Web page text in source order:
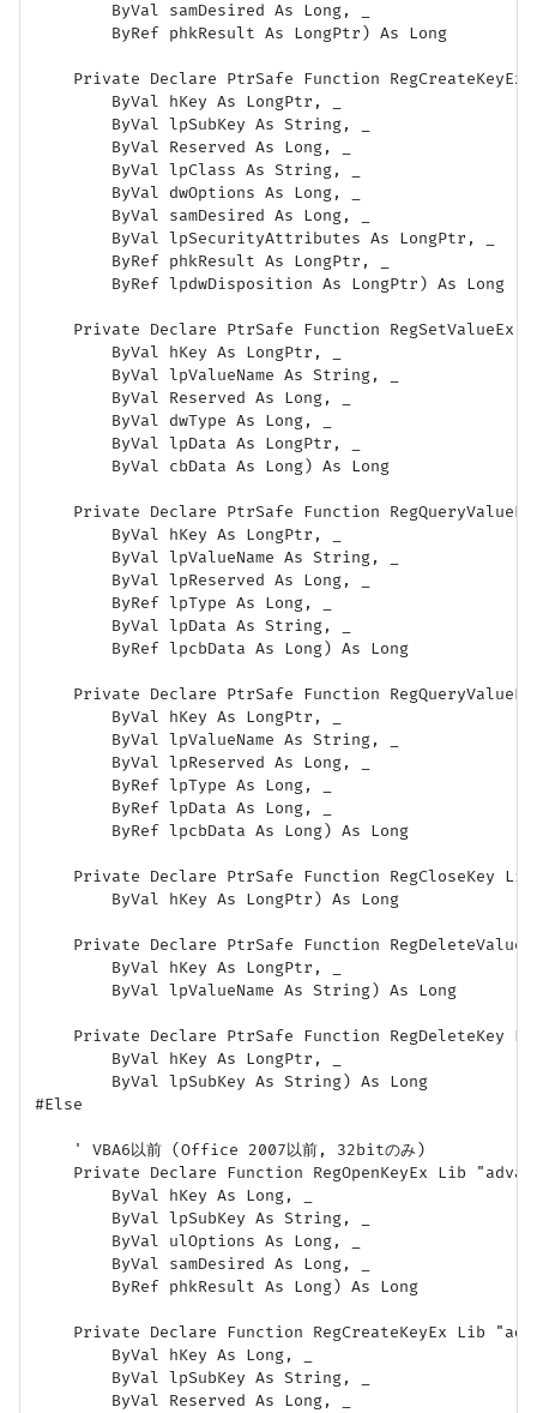
        ByVal samDesired As Long, _
        ByRef phkResult As LongPtr) As Long
Private Declare PtrSafe Function
        ByVal hKey As LongPtr, _
        ByVal lpSubKey As String, _
        ByVal Reserved As Long, _
        ByVal lpClass As String, _
        ByVal dwOptions As Long, _
        ByVal samDesired As Long, _
        ByVal lpSecurityAttributes As LongPtr, _
        ByRef phkResult As LongPtr, _
        ByRef lpdwDisposition As LongPtr) As Long
Private Declare PtrSafe Function RegSetValueEx
        ByVal hKey As LongPtr, _
        ByVal lpValueName As String, _
        ByVal Reserved As Long, _
        ByVal dwType As Long, _
        ByVal lpData As LongPtr, _
        ByVal cbData As Long) As Long
Private Declare PtrSafe Function
        ByVal hKey As LongPtr, _
        ByVal lpValueName As String, _
        ByVal lpReserved As Long, _
        ByRef lpType As Long, _
        ByVal lpData As String, _
        ByRef lpcbData As Long) As Long
Private Declare PtrSafe Function
        ByVal hKey As LongPtr, _
        ByVal lpValueName As String, _
        ByVal lpReserved As Long, _
        ByRef lpType As Long, _
        ByRef lpData As Long, _
        ByRef lpcbData As Long) As Long
Private Declare PtrSafe Function RegCloseKey
        ByVal hKey As LongPtr) As Long
Private Declare PtrSafe Function
        ByVal hKey As LongPtr, _
        ByVal lpValueName As String) As Long
Private Declare PtrSafe Function RegDeleteKey
        ByVal hKey As LongPtr, _
        ByVal lpSubKey As String) As Long
#Else
    ' VBA6以前 (Office 2007以前, 32bitのみ)
Private Declare Function RegOpenKeyEx Lib
        ByVal hKey As Long, _
        ByVal lpSubKey As String, _
        ByVal ulOptions As Long, _
        ByVal samDesired As Long, _
        ByRef phkResult As Long) As Long
Private Declare Function RegCreateKeyEx Lib
        ByVal hKey As Long, _
        ByVal lpSubKey As String, _
        ByVal Reserved As Long, _